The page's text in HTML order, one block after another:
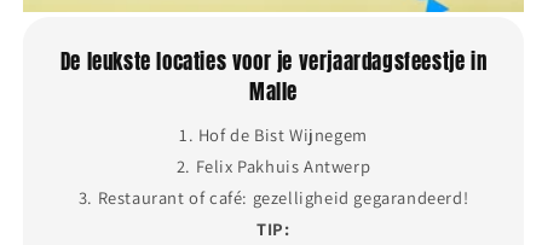
De leukste locaties voor je verjaardagsfeestje in
Malle
1. Hof de Bist Wijnegem
2. Felix Pakhuis Antwerp
3. Restaurant of café: gezelligheid gegarandeerd!
TIP: